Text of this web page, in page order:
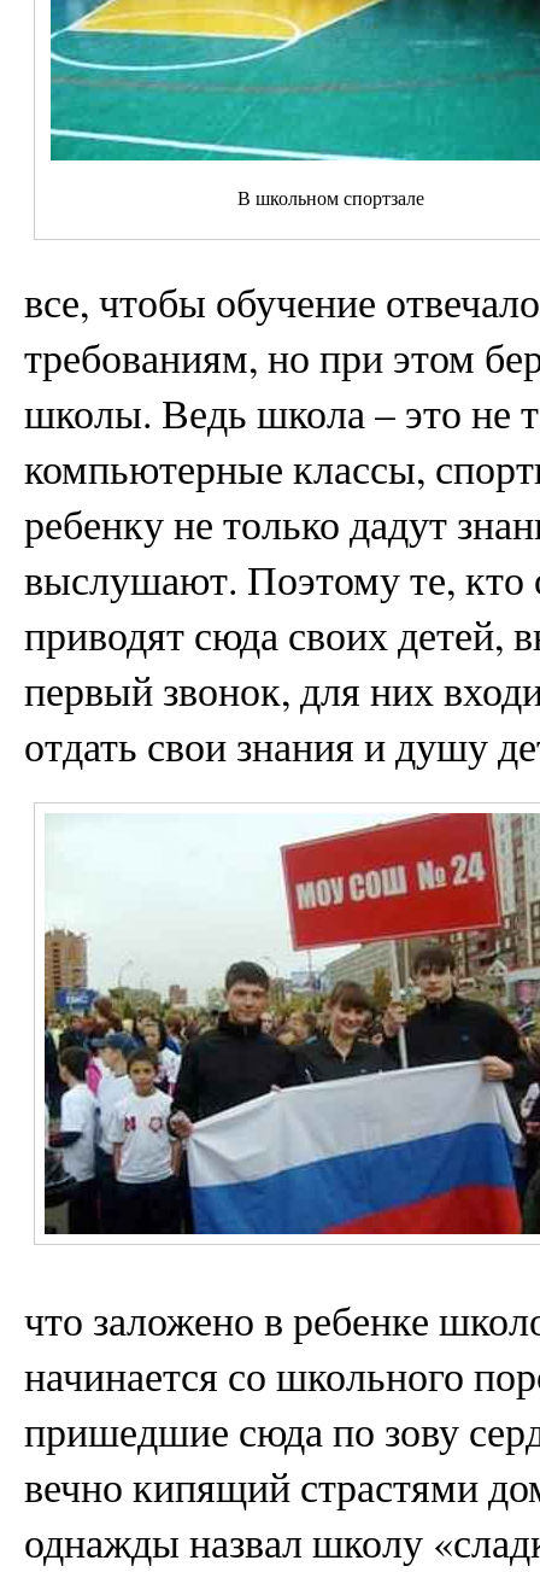
В школьном спортзале
все, чтобы обучение
требованиям, но при этом
школы. Ведь школа – это не
компьютерные классы,
ребенку не только дадут
выслушают. Поэтому те,
приводят сюда своих детей,
первый звонок, для них
отдать свои знания и душу
что заложено в ребенке
начинается со школьного
пришедшие сюда по зову
вечно кипящий страстями
однажды назвал школу